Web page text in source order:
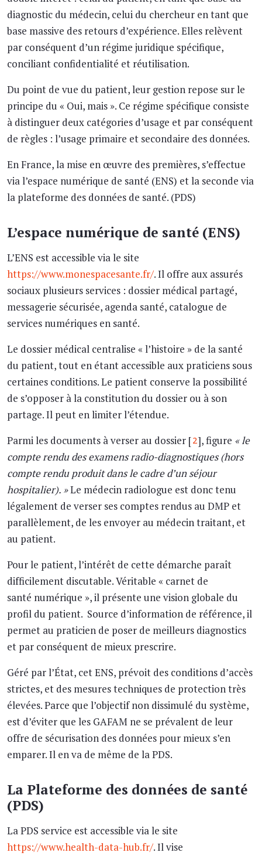
diagnostic du médecin, celui du chercheur en tant que
base massive des retours d’expérience. Elles relèvent
par conséquent d’un régime juridique spécifique,
conciliant confidentialité et réutilisation.
Du point de vue du patient, leur gestion repose sur le
principe du « Oui, mais ». Ce régime spécifique consiste
à distinguer deux catégories d’usage et par conséquent
de règles : l’usage primaire et secondaire des données.
En France, la mise en œuvre des premières, s’effectue
via l’espace numérique de santé (ENS) et la seconde via
la plateforme des données de santé. (PDS)
L’espace numérique de santé (ENS)
L’ENS est accessible via le site
https://www.monespacesante.fr/. Il offre aux assurés
sociaux plusieurs services : dossier médical partagé,
messagerie sécurisée, agenda santé, catalogue de
services numériques en santé.
Le dossier médical centralise « l’histoire » de la santé
du patient, tout en étant accessible aux praticiens sous
certaines conditions. Le patient conserve la possibilité
de s’opposer à la constitution du dossier ou à son
partage. Il peut en limiter l’étendue.
Parmi les documents à verser au dossier [2], figure «le
compte rendu des examens radio-diagnostiques (hors
compte rendu produit dans le cadre d’un séjour
hospitalier). »Le médecin radiologue est donc tenu
légalement de verser ses comptes rendus au DMP et
parallèlement, de les envoyer au médecin traitant, et
au patient.
Pour le patient, l’intérêt de cette démarche paraît
difficilement discutable. Véritable « carnet de
santé numérique », il présente une vision globale du
profil du patient. Source d’information de référence, il
permet au praticien de poser de meilleurs diagnostics
et par conséquent de mieux prescrire.
Géré par l’État, cet ENS, prévoit des conditions d’accès
strictes, et des mesures techniques de protection très
élevées. Parce que l’objectif non dissimulé du système,
est d’éviter que les GAFAM ne se prévalent de leur
offre de sécurisation des données pour mieux s’en
emparer. Il en va de même de la PDS.
La Plateforme des données de santé
(PDS)
La PDS service est accessible via le site
https://www.health-data-hub.fr/. Il vise